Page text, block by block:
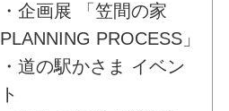
・企画展 「笠間の家
PLANNING PROCESS」
・道の駅かさま イベン
ト